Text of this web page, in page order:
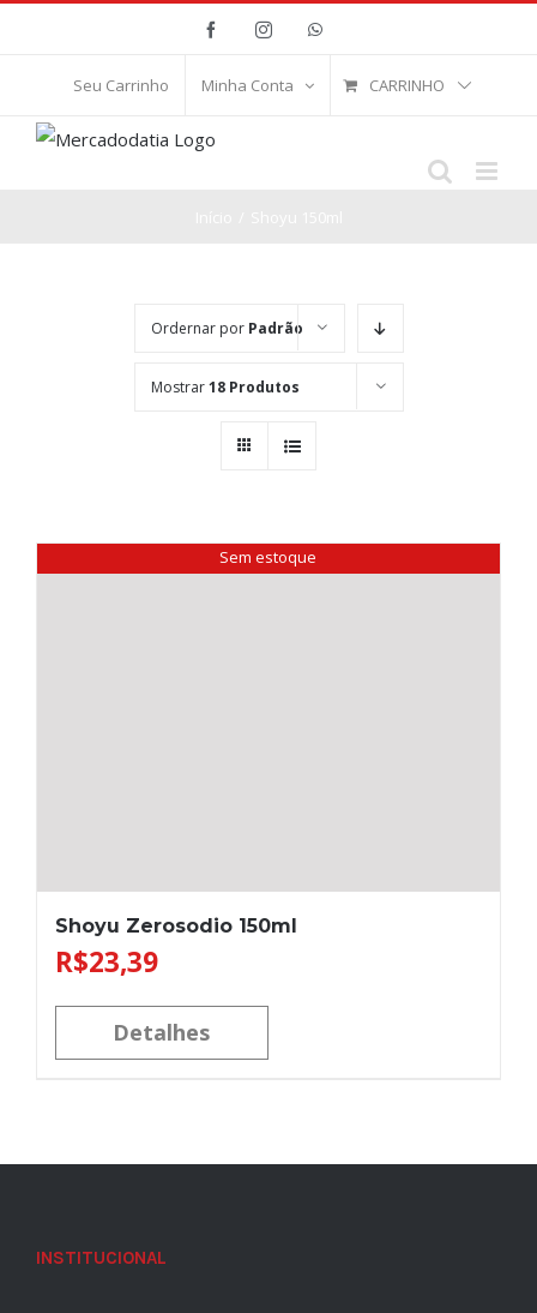
conteúdo
FacebookInstagramWhatsApp
Seu Carrinho Minha Conta CARRINHO
Ordernar por Padrão
Mostrar18 Produtos
Sem estoque
Shoyu Zerosodio 150ml
R$23,39
Detalhes
INSTITUCIONAL